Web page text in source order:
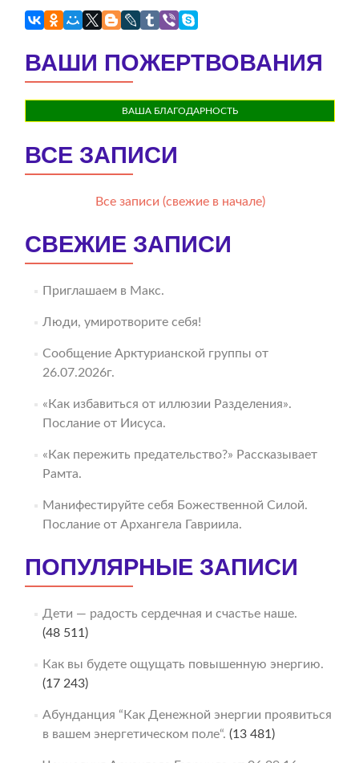
ВАШИ ПОЖЕРТВОВАНИЯ
ВАША БЛАГОДАРНОСТЬ
ВСЕ ЗАПИСИ
Все записи (свежие в начале)
СВЕЖИЕ ЗАПИСИ
Приглашаем в Макс.
Люди, умиротворите себя!
Сообщение Арктурианской группы от
26.07.2026г.
«Как избавиться от иллюзии Разделения».
Послание от Иисуса.
«Как пережить предательство?» Рассказывает
Рамта.
Манифестируйте себя Божественной Силой.
Послание от Архангела Гавриила.
ПОПУЛЯРНЫЕ ЗАПИСИ
Дети — радость сердечная и счастье наше.
(48 511)
Как вы будете ощущать повышенную энергию.
(17 243)
Абунданция “Как Денежной энергии проявиться
в вашем энергетическом поле“. (13 481)